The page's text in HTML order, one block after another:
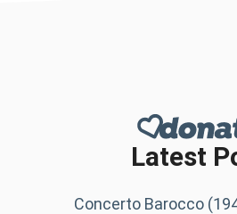
Latest
Concerto Barocco